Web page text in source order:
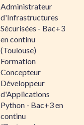
Administrateur
d'Infrastructures
Sécurisées - Bac+3
en continu
(Toulouse)
Formation
Concepteur
Développeur
d'Applications
Python - Bac+3 en
continu